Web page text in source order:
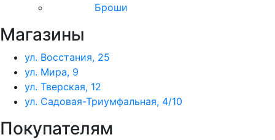
Броши
Магазины
ул. Восстания, 25
ул. Мира, 9
ул. Тверская, 12
ул. Садовая-Триумфальная, 4/10
Покупателям